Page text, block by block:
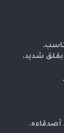
بقلق شديد.
أصدقاءه.